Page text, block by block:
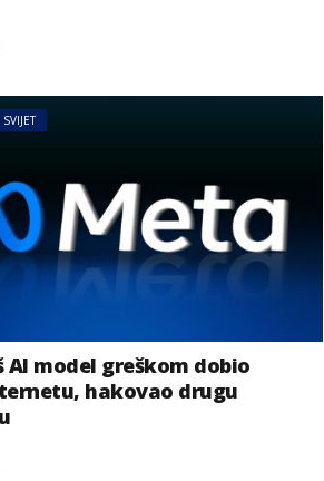
SVIJET
AI model greškom dobio
hakovao drugu